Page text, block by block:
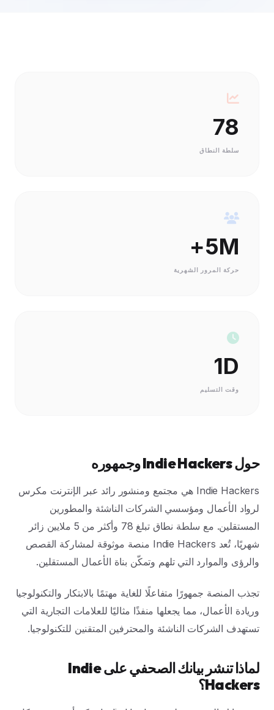
78
سلطة النطاق
5M+
حركة المرور الشهرية
1D
وقت التسليم
حول Indie Hackers وجمهوره
Indie Hackers هي مجتمع ومنشور رائد عبر الإنترنت مكرس
لرواد الأعمال ومؤسسي الشركات الناشئة والمطورين
المستقلين. مع سلطة نطاق تبلغ 78 وأكثر من 5 ملايين زائر
شهريًا، تُعد Indie Hackers منصة موثوقة لمشاركة القصص
والرؤى والموارد التي تلهم وتمكّن بناة الأعمال المستقلين.
تجذب المنصة جمهورًا متفاعلًا للغاية مهتمًا بالابتكار والتكنولوجيا
وريادة الأعمال، مما يجعلها منفذًا مثاليًا للعلامات التجارية التي
تستهدف الشركات الناشئة والمحترفين المتقنين للتكنولوجيا.
لماذا تنشر بيانك الصحفي على Indie
Hackers؟